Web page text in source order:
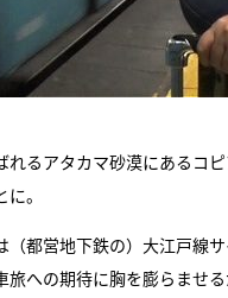
るアタカマ砂漠にあるコ
。
（都営地下鉄の）大江戸
への期待に胸を膨らませ